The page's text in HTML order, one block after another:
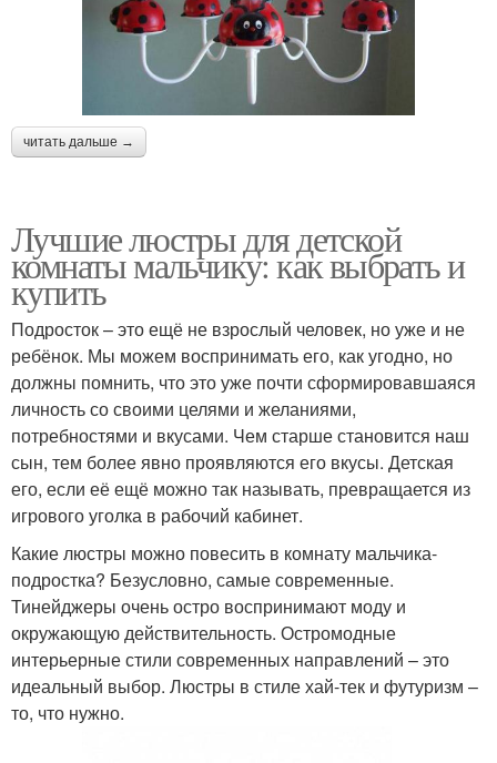
читать дальше →
Лучшие люстры для детской
комнаты мальчику: как выбрать и
купить
Подросток – это ещё не взрослый человек, но уже и не
ребёнок. Мы можем воспринимать его, как угодно, но
должны помнить, что это уже почти сформировавшаяся
личность со своими целями и желаниями,
потребностями и вкусами. Чем старше становится наш
сын, тем более явно проявляются его вкусы. Детская
его, если её ещё можно так называть, превращается из
игрового уголка в рабочий кабинет.
Какие люстры можно повесить в комнату мальчика-
подростка? Безусловно, самые современные.
Тинейджеры очень остро воспринимают моду и
окружающую действительность. Остромодные
интерьерные стили современных направлений – это
идеальный выбор. Люстры в стиле хай-тек и футуризм –
то, что нужно.